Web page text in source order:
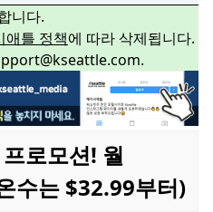
니다.
애틀 정책에 따라 삭제됩니다.
로모션! 월
수는 $32.99부터)